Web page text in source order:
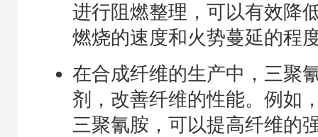
进行阻燃整理，可以有效降
燃烧的速度和火势蔓延的程
在合成纤维的生产中，三聚
剂，改善纤维的性能。例如
三聚氰胺，可以提高纤维的